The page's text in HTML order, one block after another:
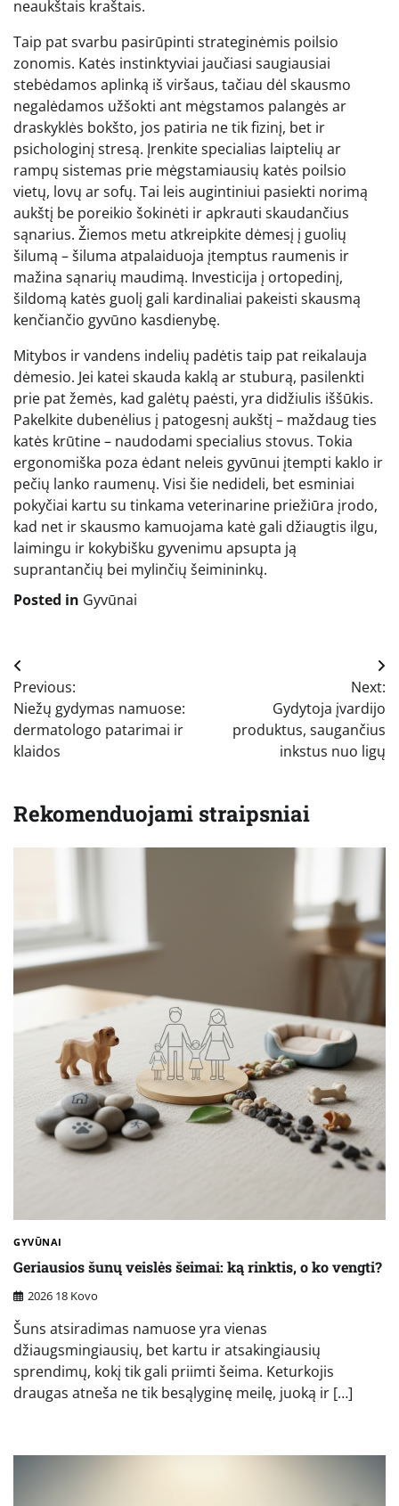
neaukštais kraštais.
Taip pat svarbu pasirūpinti strateginėmis poilsio
zonomis. Katės instinktyviai jaučiasi saugiausiai
stebėdamos aplinką iš viršaus, tačiau dėl skausmo
negalėdamos užšokti ant mėgstamos palangės ar
draskyklės bokšto, jos patiria ne tik fizinį, bet ir
psichologinį stresą. Įrenkite specialias laiptelių ar
rampų sistemas prie mėgstamiausių katės poilsio
vietų, lovų ar sofų. Tai leis augintiniui pasiekti norimą
aukštį be poreikio šokinėti ir apkrauti skaudančius
sąnarius. Žiemos metu atkreipkite dėmesį į guolių
šilumą – šiluma atpalaiduoja įtemptus raumenis ir
mažina sąnarių maudimą. Investicija į ortopedinį,
šildomą katės guolį gali kardinaliai pakeisti skausmą
kenčiančio gyvūno kasdienybę.
Mitybos ir vandens indelių padėtis taip pat reikalauja
dėmesio. Jei katei skauda kaklą ar stuburą, pasilenkti
prie pat žemės, kad galėtų paėsti, yra didžiulis iššūkis.
Pakelkite dubenėlius į patogesnį aukštį – maždaug ties
katės krūtine – naudodami specialius stovus. Tokia
ergonomiška poza ėdant neleis gyvūnui įtempti kaklo ir
pečių lanko raumenų. Visi šie nedideli, bet esminiai
pokyčiai kartu su tinkama veterinarine priežiūra įrodo,
kad net ir skausmo kamuojama katė gali džiaugtis ilgu,
laimingu ir kokybišku gyvenimu apsupta ją
suprantančių bei mylinčių šeimininkų.
Posted in Gyvūnai
Navigacija
tarp
įrašų
Previous:
Niežų gydymas namuose:
dermatologo patarimai ir
klaidos
Next:
Gydytoja įvardijo
produktus, saugančius
inkstus nuo ligų
Rekomenduojami straipsniai
GYVŪNAI
Geriausios šunų veislės šeimai: ką rinktis, o ko vengti?
2026 18 Kovo
Šuns atsiradimas namuose yra vienas
džiaugsmingiausių, bet kartu ir atsakingiausių
sprendimų, kokį tik gali priimti šeima. Keturkojis
draugas atneša ne tik besąlyginę meilę, juoką ir […]